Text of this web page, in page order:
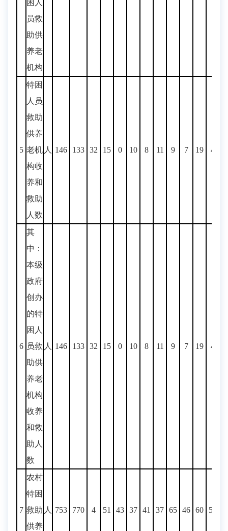
困人
员救
助供
养老
机构
5
特困
人员
救助
供养
老机
构收
养和
救助
人数
人 146 133 32 15 0 10 8 11 9 7 19 4
6
其
中：
本级
政府
创办
的特
困人
员救
助供
养老
机构
收养
和救
助人
数
人 146 133 32 15 0 10 8 11 9 7 19 4
7
农村
特困
救助
供养
人 753 770 4 51 43 37 41 37 65 46 60 52